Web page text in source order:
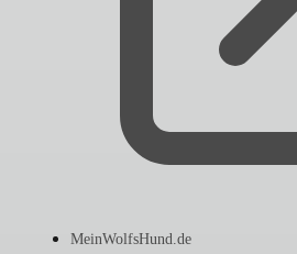
MeinWolfsHund.de